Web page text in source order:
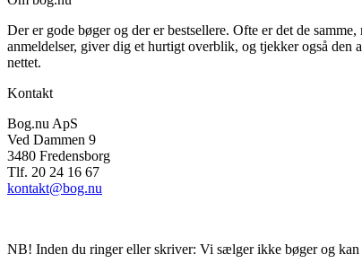
ISBN: 9788773870082
Forlag:
Udgivet:
Der er gode bøger og der er bestsellere. Ofte er det de
anmeldelser, giver dig et hurtigt overblik, og tjekker også den
nettet.
Kontakt
Bog.nu ApS
Ved Dammen 9
3480 Fredensborg
Tlf. 20 24 16 67
kontakt@bog.nu
NB! Inden du ringer eller skriver: Vi sælger ikke bøger og